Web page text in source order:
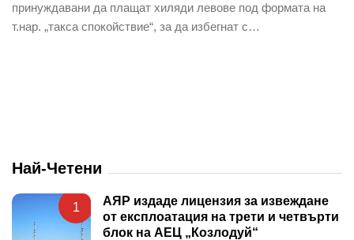
принуждавани да плащат хиляди левове под формата на
т.нар. „такса спокойствие“, за да избегнат с…
Най-Четени
1
АЯР издаде лицензия за извеждане
от експлоатация на трети и четвърти
блок на АЕЦ „Козлодуй“